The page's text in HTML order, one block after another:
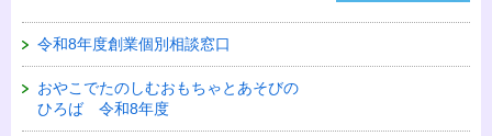
令和8年度創業個別相談窓口
おやこでたのしむおもちゃとあそびの
ひろば 令和8年度